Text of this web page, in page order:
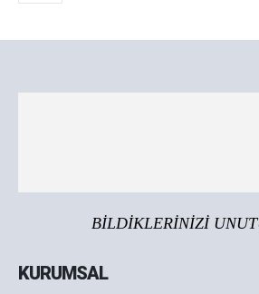
BİLDİKLERİNİZİ
KURUMSAL